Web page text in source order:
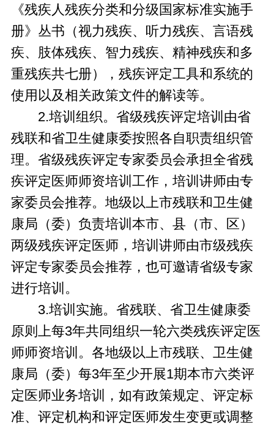
《残疾人残疾分类和分级国家标准实施手
册》丛书（视力残疾、听力残疾、言语残
疾、肢体残疾、智力残疾、精神残疾和多
重残疾共七册），残疾评定工具和系统的
使用以及相关政策文件的解读等。
2.培训组织。省级残疾评定培训由省
残联和省卫生健康委按照各自职责组织管
理。省级残疾评定专家委员会承担全省残
疾评定医师师资培训工作，培训讲师由专
家委员会推荐。地级以上市残联和卫生健
康局（委）负责培训本市、县（市、区）
两级残疾评定医师，培训讲师由市级残疾
评定专家委员会推荐，也可邀请省级专家
进行培训。
3.培训实施。省残联、省卫生健康委
原则上每3年共同组织一轮六类残疾评定医
师师资培训。各地级以上市残联、卫生健
康局（委）每3年至少开展1期本市六类评
定医师业务培训，如有政策规定、评定标
准、评定机构和评定医师发生变更或调整